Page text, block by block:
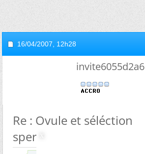
16/04/2007, 12h28
invite6055d2a6
Re : Ovule et séléction
spermatozoïdes